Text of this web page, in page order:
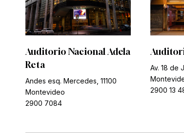
Auditorio Nacional Adela
Reta
Andes esq. Mercedes, 11100
Montevideo
2900 7084
Av. 18 de
2900 13